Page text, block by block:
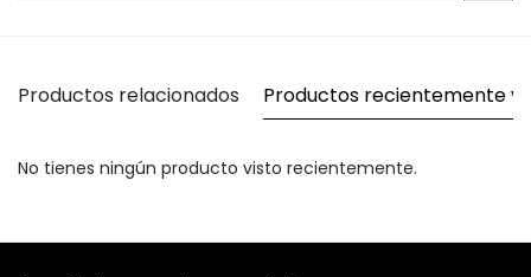
Productos relacionados Productos recientemente
No tienes ningún producto visto recientemente.